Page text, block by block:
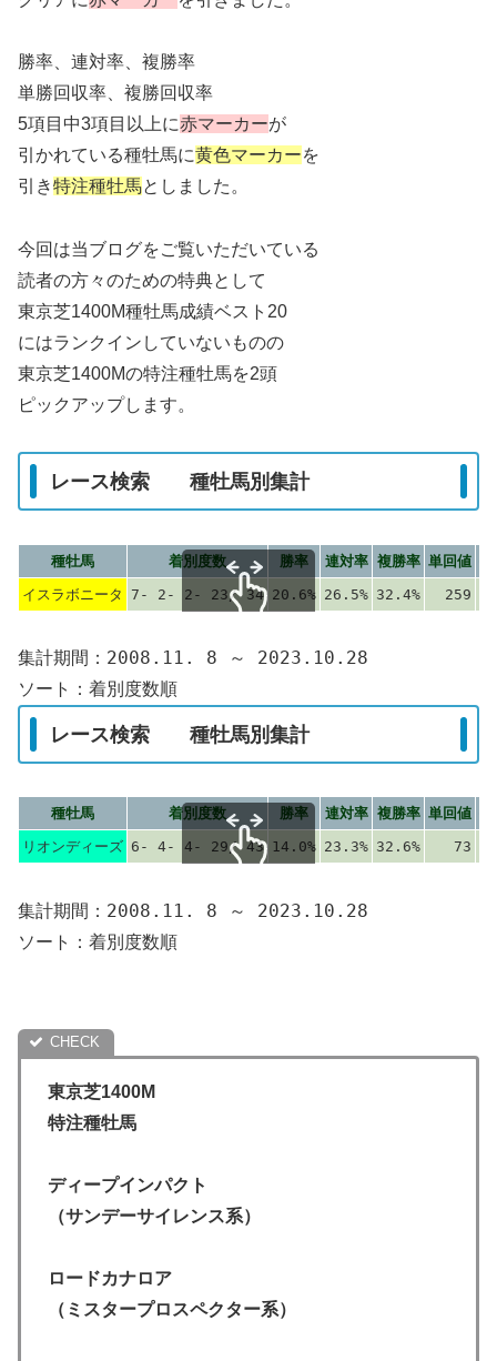
勝率、連対率、複勝率
単勝回収率、複勝回収率
5項目中3項目以上に赤マーカーが
引かれている種牡馬に黄色マーカーを
引き特注種牡馬としました。
今回は当ブログをご覧いただいている
読者の方々のための特典として
東京芝1400M種牡馬成績ベスト20
にはランクインしていないものの
東京芝1400Mの特注種牡馬を2頭
ピックアップします。
レース検索 種牡馬別集計
種牡馬 着別度数 勝率 連対率 複勝率 単回値
イスラボニータ
7- 2- 2- 23/ 34 20.6% 26.5% 32.4% 259
集計期間：2008.11. 8 ～ 2023.10.28
ソート：着別度数順
レース検索 種牡馬別集計
種牡馬 着別度数 勝率 連対率 複勝率 単回値
リオンディーズ 6- 4- 4- 29/ 43 14.0% 23.3% 32.6% 73
集計期間：2008.11. 8 ～ 2023.10.28
ソート：着別度数順
東京芝1400M
特注種牡馬
ディープインパクト
（サンデーサイレンス系）
ロードカナロア
（ミスタープロスペクター系）